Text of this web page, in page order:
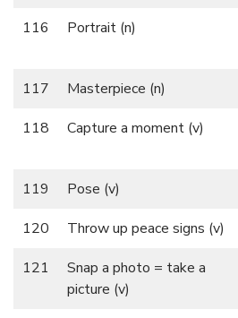
116
Portrait (n)
117
Masterpiece (n)
118
Capture a moment (v)
119
Pose (v)
120
Throw up peace signs (v)
121
Snap a photo = take a
picture (v)